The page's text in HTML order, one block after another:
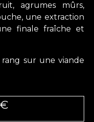
agrumes mûrs,
une extraction
finale fraîche et
sur une viande
€